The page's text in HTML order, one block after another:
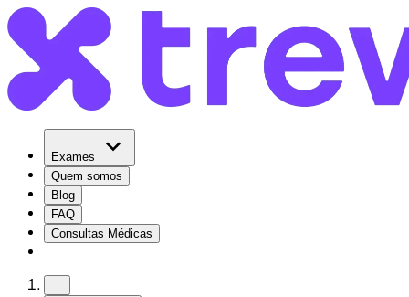
Exames
Quem somos
Blog
FAQ
Consultas Médicas